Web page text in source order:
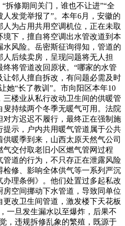
拆修期间关门，谁也不让进”“全
发觉举报了”。本年6月，安徽的
为占用共用空调机位，正在未取
下，擅自将空调出水管改道到本
水风险。岳密斯征询得知，管道的
后续卖房，呈现问题将无人担
将管道改回原状。“哪家的水管
让邻人擅自拆改，有问题必需及时
她“长了教训”。市向阳区本年10
三楼业从私行改动卫生间的供暖管
叟持续两个冬季无暖气可用。法院
对方迟迟不履行，最终正在强制施
示，户内共用暖气管道属于公共
暖季到来，山西太原天然气公司
交付取老旧小区燃气管网过程
道的行为，不只存正在泄露风险
检修、影响全体供气等一系列严沉
办理条例》。他们处置过多起私改
空间挪动下水管道，导致同单位
改卫生间管道，激发楼下天花板
一旦发生漏水以至爆炸，后果不
，违规拆修乱象的繁殖，既源于